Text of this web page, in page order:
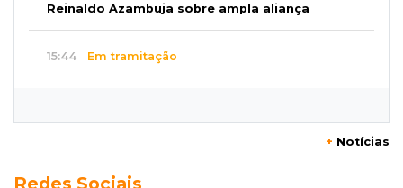
Reinaldo Azambuja sobre ampla aliança
15:44 Em tramitação
Caminhão envolvido em acidente com 4
+ Notícias
Redes Sociais